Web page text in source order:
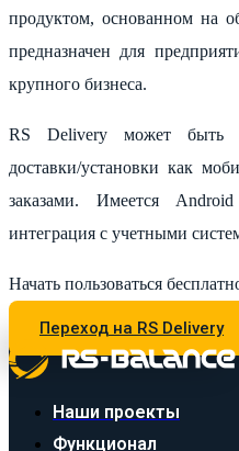
продуктом, основанном на
предназначен для
крупного бизнеса.
RS Delivery может быть
доставки/установки как
заказами. Имеется
интеграция с учетными
Начать пользоваться
Переход на RS Delivery
Наши проекты
Функционал